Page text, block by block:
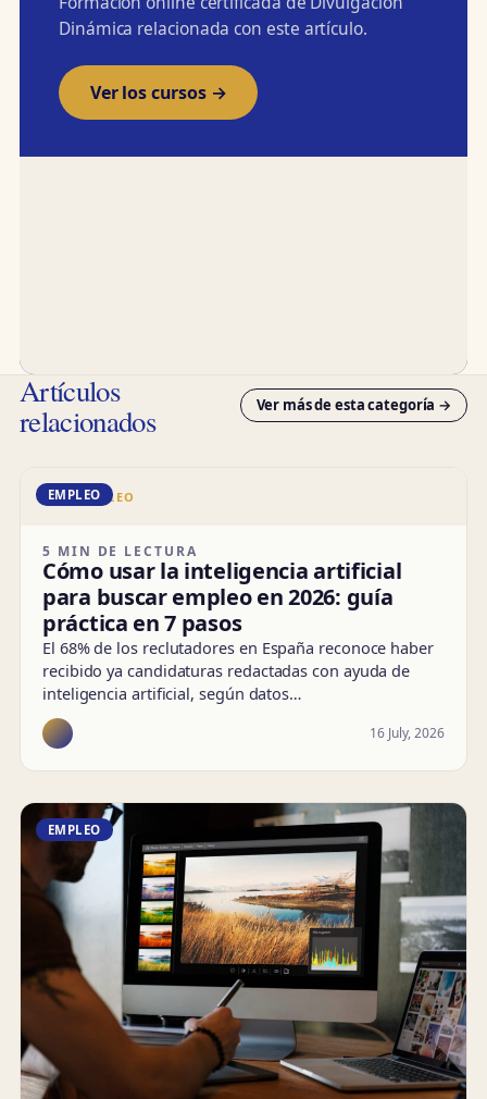
Dinámica relacionada con este artículo.
Ver los cursos →
Artículos
relacionados Ver más de esta categoría →
DD · EMPLEO
EMPLEO
5 MIN DE LECTURA
Cómo usar la inteligencia artificial
para buscar empleo en 2026: guía
práctica en 7 pasos
El 68% de los reclutadores en España reconoce haber
recibido ya candidaturas redactadas con ayuda de
inteligencia artificial, según datos…
16 July, 2026
EMPLEO